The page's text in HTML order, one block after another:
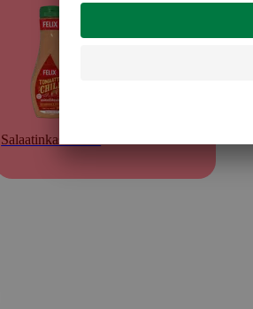
Salaatinkastikkeet